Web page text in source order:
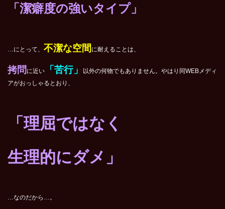
「潔癖度の強いタイプ」
…にとって、 不潔な空間 に耐えることは、
拷問 に近い 「苦行」
以外の何物でもありません。やはり同WEBメディ
アがおっしゃるとおり、
「理屈ではなく
生理的にダメ」
…なのだから…。